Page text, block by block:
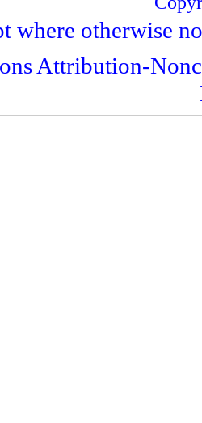
where otherwise
Attribution-